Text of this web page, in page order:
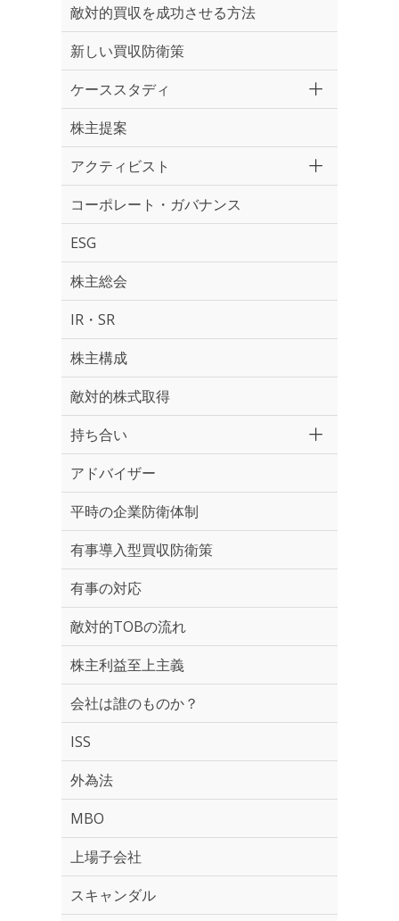
敵対的買収を成功させる方法
新しい買収防衛策
ケーススタディ
株主提案
アクティビスト
コーポレート・ガバナンス
ESG
株主総会
IR・SR
株主構成
敵対的株式取得
持ち合い
アドバイザー
平時の企業防衛体制
有事導入型買収防衛策
有事の対応
敵対的TOBの流れ
株主利益至上主義
会社は誰のものか？
ISS
外為法
MBO
上場子会社
スキャンダル